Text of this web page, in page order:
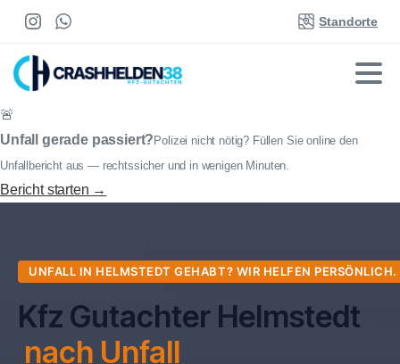
Standorte
🚨
Unfall gerade passiert? Polizei nicht nötig? Füllen Sie online den
Unfallbericht aus — rechtssicher und in wenigen Minuten.
Bericht starten →
UNFALL IN HELMSTEDT GEHABT? WIR HELFEN PERSÖNLICH.
Kfz Gutachter Helmstedt
nach Unfall